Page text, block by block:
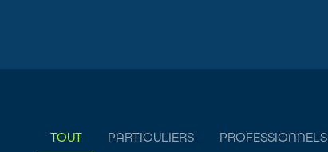
TOUT PARTICULIERS PROFESSIONNELS